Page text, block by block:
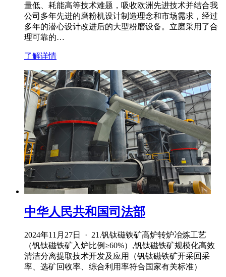
量低、耗能高等技术难题，吸收欧洲先进技术并结合我
公司多年先进的磨粉机设计制造理念和市场需求，经过
多年的潜心设计改进后的大型粉磨设备。立磨采用了合
理可靠的…
了解详情
中华人民共和国司法部
2024年11月27日 · 21.钒钛磁铁矿高炉转炉冶炼工艺
（钒钛磁铁矿入炉比例≥60%）,钒钛磁铁矿规模化高效
清洁分离提取技术开发及应用（钒钛磁铁矿开采回采
率、选矿回收率、综合利用率符合国家有关标准）